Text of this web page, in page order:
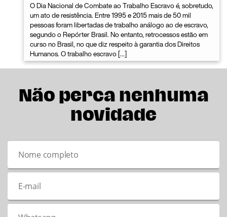
O Dia Nacional de Combate ao Trabalho Escravo é, sobretudo,
um ato de resistência. Entre 1995 e 2015 mais de 50 mil
pessoas foram libertadas de trabalho análogo ao de escravo,
segundo o Repórter Brasil. No entanto, retrocessos estão em
curso no Brasil, no que diz respeito à garantia dos Direitos
Humanos. O trabalho escravo […]
Não perca nenhuma
novidade